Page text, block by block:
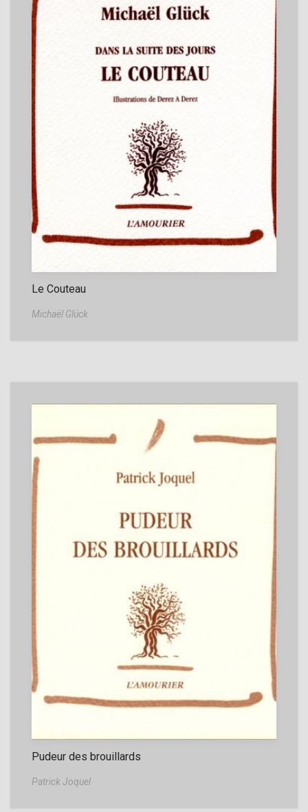
Le Couteau
Michaël Glück
Pudeur des brouillards
Patrick Joquel